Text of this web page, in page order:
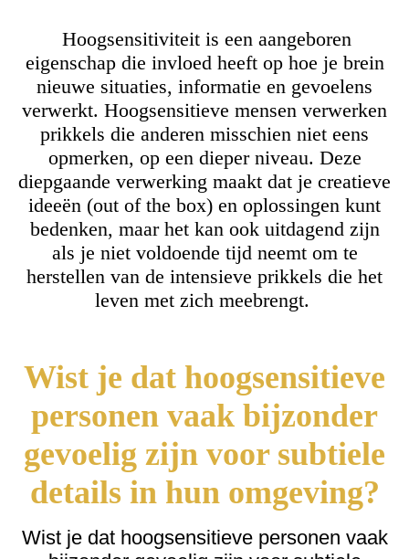
Hoogsensitiviteit is een aangeboren
eigenschap die invloed heeft op hoe je brein
nieuwe situaties, informatie en gevoelens
verwerkt. Hoogsensitieve mensen verwerken
prikkels die anderen misschien niet eens
opmerken, op een dieper niveau. Deze
diepgaande verwerking maakt dat je creatieve
ideeën (out of the box) en oplossingen kunt
bedenken, maar het kan ook uitdagend zijn
als je niet voldoende tijd neemt om te
herstellen van de intensieve prikkels die het
leven met zich meebrengt.
Wist je dat hoogsensitieve
personen vaak bijzonder
gevoelig zijn voor subtiele
details in hun omgeving?
Wist je dat hoogsensitieve personen vaak